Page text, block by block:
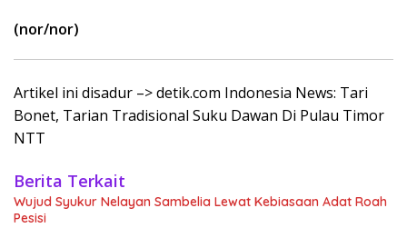
(nor/nor)
Artikel ini disadur –> detik.com Indonesia News: Tari
Bonet, Tarian Tradisional Suku Dawan Di Pulau Timor
NTT
Berita Terkait
Wujud Syukur Nelayan Sambelia Lewat Kebiasaan Adat Roah
Pesisi